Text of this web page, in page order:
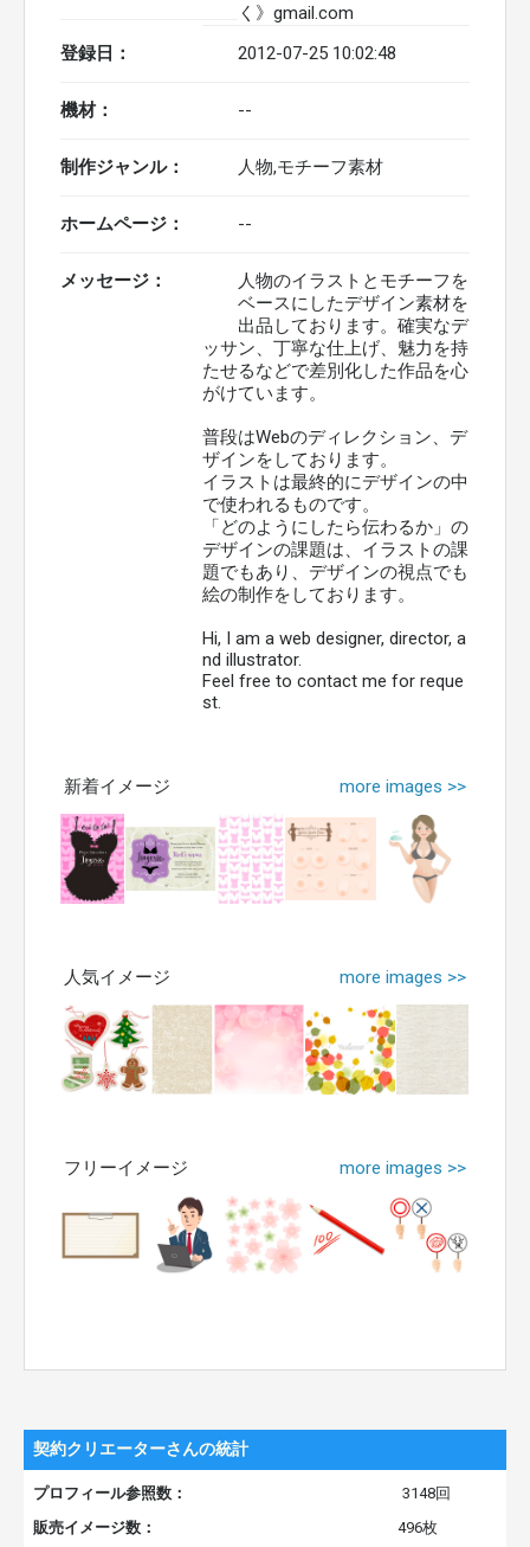
く》gmail.com
登録日：
2012-07-25 10:02:48
機材： --
制作ジャンル： 人物,モチーフ素材
ホームページ： --
メッセージ：
人物のイラストとモチーフを
ベースにしたデザイン素材を
出品しております。確実なデ
ッサン、丁寧な仕上げ、魅力を持
たせるなどで差別化した作品を心
がけています。
普段はWebのディレクション、デ
ザインをしております。
イラストは最終的にデザインの中
で使われるものです。
「どのようにしたら伝わるか」の
デザインの課題は、イラストの課
題でもあり、デザインの視点でも
絵の制作をしております。
Hi, I am a web designer, director, a
nd illustrator.
Feel free to contact me for reque
st.
新着イメージ more images >>
人気イメージ more images >>
フリーイメージ more images >>
契約クリエーターさんの統計
プロフィール参照数：
3148回
販売イメージ数：
496枚